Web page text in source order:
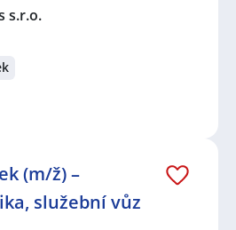
s.r.o.
(m/ž) –
služební vůz